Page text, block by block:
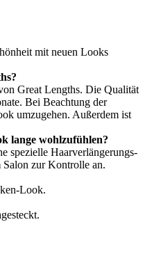
mit neuen Looks
Great Lengths. Die Qualität
Bei Beachtung der
umzugehen. Außerdem ist
lange wohlzufühlen?
spezielle Haarverlängerungs-
Salon zur Kontrolle an.
Look.